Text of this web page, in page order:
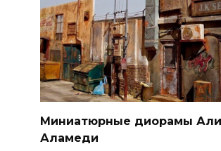
Миниатюрные диорамы Али
Аламеди